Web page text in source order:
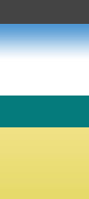
到
主
要